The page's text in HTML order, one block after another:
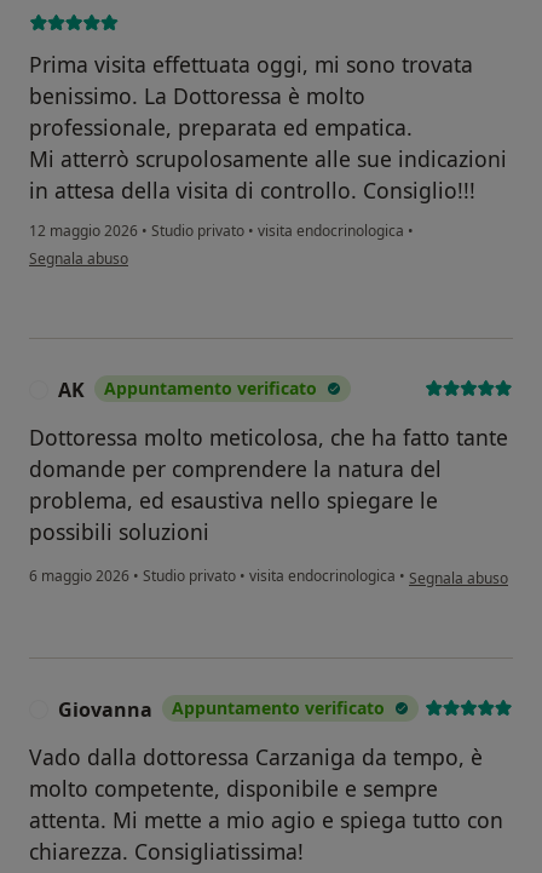
Prima visita effettuata oggi, mi sono trovata
benissimo. La Dottoressa è molto
professionale, preparata ed empatica.
Mi atterrò scrupolosamente alle sue indicazioni
in attesa della visita di controllo. Consiglio!!!
12 maggio 2026 • Studio privato • visita endocrinologica •
secondo l'opinione dell'utente Mara Migliorini
Segnala abuso
AK Appuntamento verificato
Dottoressa molto meticolosa, che ha fatto tante
domande per comprendere la natura del
problema, ed esaustiva nello spiegare le
possibili soluzioni
6 maggio 2026 • Studio privato • visita endocrinologica • secondo l'opinione
Segnala abuso
Giovanna Appuntamento verificato
Vado dalla dottoressa Carzaniga da tempo, è
molto competente, disponibile e sempre
attenta. Mi mette a mio agio e spiega tutto con
chiarezza. Consigliatissima!